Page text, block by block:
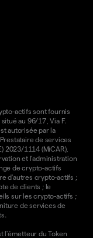
actifs sont fournis
au 96/17, Via F.
autorisée par la
de services
2023/1114 (MiCAR),
et l'administration
de crypto-actifs
d'autres crypto-actifs ;
de clients ; le
sur les crypto-actifs ;
de services de
l'émetteur du Token